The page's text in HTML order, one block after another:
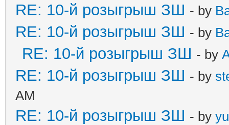
RE: 10-й розыгрыш ЗШ - by
RE: 10-й розыгрыш ЗШ - by
RE: 10-й розыгрыш ЗШ - by
RE: 10-й розыгрыш ЗШ - by
AM
RE: 10-й розыгрыш ЗШ - by